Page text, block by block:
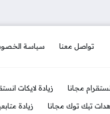
تواصل معنا سياسة
مجانا زيادة لايكات
تيك توك مجانا
زيادة